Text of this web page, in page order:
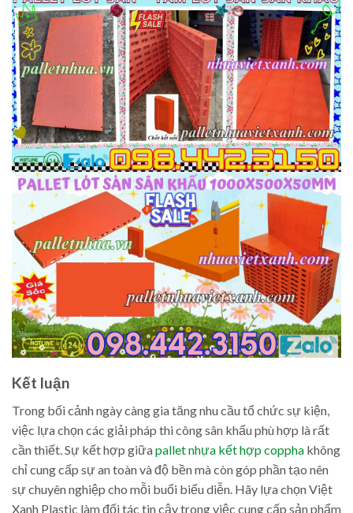
Kết luận
Trong bối cảnh ngày càng gia tăng nhu cầu tổ chức sự kiện,
việc lựa chọn các giải pháp thi công sân khấu phù hợp là rất
cần thiết. Sự kết hợp giữapallet nhựa kết hợp coppha không
chỉ cung cấp sự an toàn và độ bền mà còn góp phần tạo nên
sự chuyên nghiệp cho mỗi buổi biểu diễn. Hãy lựa chọn Việt
Xanh Plastic làm đối tác tin cậy trong việc cung cấp sản phẩm